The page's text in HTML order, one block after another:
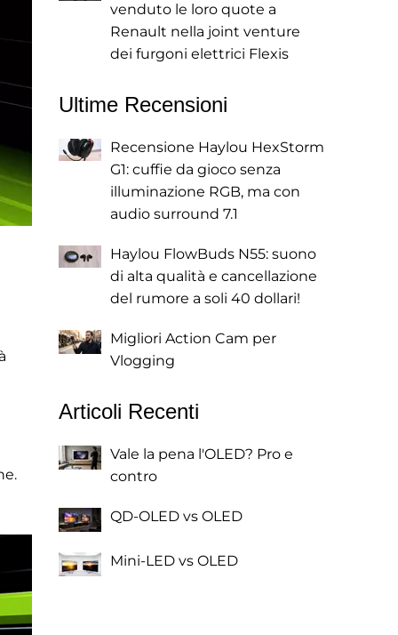
venduto le loro quote a
Renault nella joint venture
dei furgoni elettrici Flexis
Ultime Recensioni
Recensione Haylou HexStorm
G1: cuffie da gioco senza
illuminazione RGB, ma con
audio surround 7.1
Haylou FlowBuds N55: suono
di alta qualità e cancellazione
del rumore a soli 40 dollari!
Migliori Action Cam per
Vlogging
Articoli Recenti
Vale la pena l'OLED? Pro e
contro
QD-OLED vs OLED
Mini-LED vs OLED